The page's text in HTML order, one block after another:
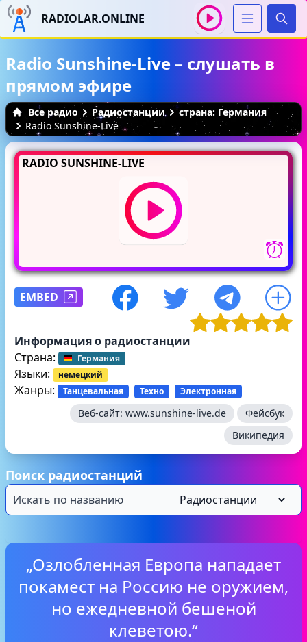
RADIOLAR.ONLINE
Radio Sunshine-Live – слушать в
прямом эфире
Все радио Радиостанции
страна: Германия
Radio Sunshine-Live
RADIO SUNSHINE-LIVE
EMBED
Информация о радиостанции
Страна:
Германия
Языки: немецкий
Жанры: Танцевальная Техно Электронная
Веб-сайт: www.sunshine-live.de
Фейсбук
Википедия
Поиск радиостанций
„Озлобленная Европа нападает
покамест на Россию не оружием,
но ежедневной бешеной
клеветою.“